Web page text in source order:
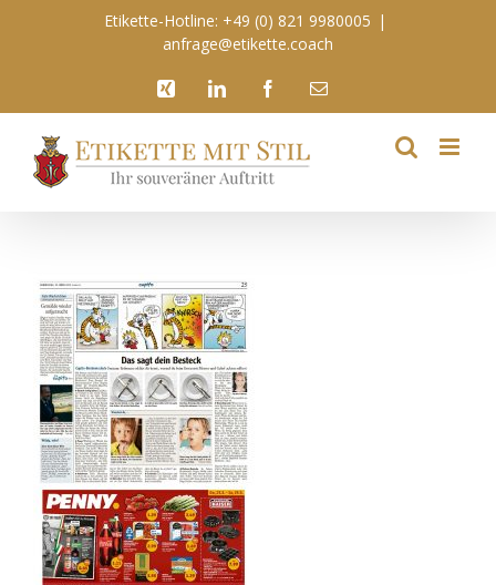
Etikette-Hotline: +49 (0) 821 9980005 |
anfrage@etikette.coach
Xing LinkedIn Facebook
E-